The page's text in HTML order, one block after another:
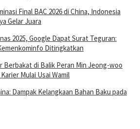
Final BAC 2026 di China, Indonesia
Gelar Juara
2025, Google Dapat Surat Teguran:
Ditingkatkan
Berbakat di Balik Peran Min Jeong-woo
Mulai Usai Wamil
Dampak Kelangkaan Bahan Baku pada